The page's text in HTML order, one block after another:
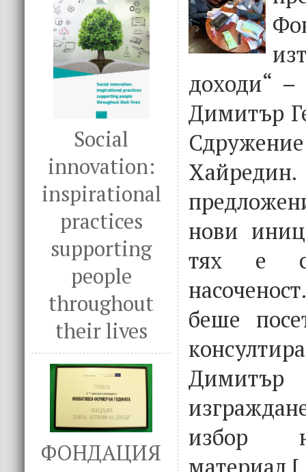
Social
innovation:
inspirational
practices
supporting
people
throughout
their lives
ФОНДАЦИЯ
доходи“
Димитър
Хайредин.
нови
тях е
беше
избор
материал